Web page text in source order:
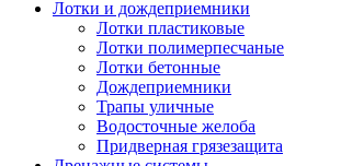
Лотки и дождеприемники
Лотки пластиковые
Лотки полимерпесчаные
Лотки бетонные
Дождеприемники
Трапы уличные
Водосточные желоба
Придверная грязезащита